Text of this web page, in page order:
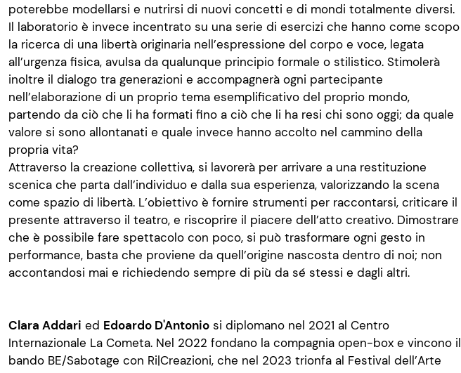
poterebbe modellarsi e nutrirsi di nuovi concetti e di mondi totalmente diversi.
Il laboratorio è invece incentrato su una serie di esercizi che hanno come scopo
la ricerca di una libertà originaria nell’espressione del corpo e voce, legata
all’urgenza fisica, avulsa da qualunque principio formale o stilistico. Stimolerà
inoltre il dialogo tra generazioni e accompagnerà ogni partecipante
nell’elaborazione di un proprio tema esemplificativo del proprio mondo,
partendo da ciò che li ha formati fino a ciò che li ha resi chi sono oggi; da quale
valore si sono allontanati e quale invece hanno accolto nel cammino della
propria vita?
Attraverso la creazione collettiva, si lavorerà per arrivare a una restituzione
scenica che parta dall’individuo e dalla sua esperienza, valorizzando la scena
come spazio di libertà. L’obiettivo è fornire strumenti per raccontarsi, criticare il
presente attraverso il teatro, e riscoprire il piacere dell’atto creativo. Dimostrare
che è possibile fare spettacolo con poco, si può trasformare ogni gesto in
performance, basta che proviene da quell’origine nascosta dentro di noi; non
accontandosi mai e richiedendo sempre di più da sé stessi e dagli altri.
Clara Addari ed Edoardo D'Antonio si diplomano nel 2021 al Centro
Internazionale La Cometa. Nel 2022 fondano la compagnia open-box e vincono il
bando BE/Sabotage con Ri|Creazioni, che nel 2023 trionfa al Festival dell’Arte